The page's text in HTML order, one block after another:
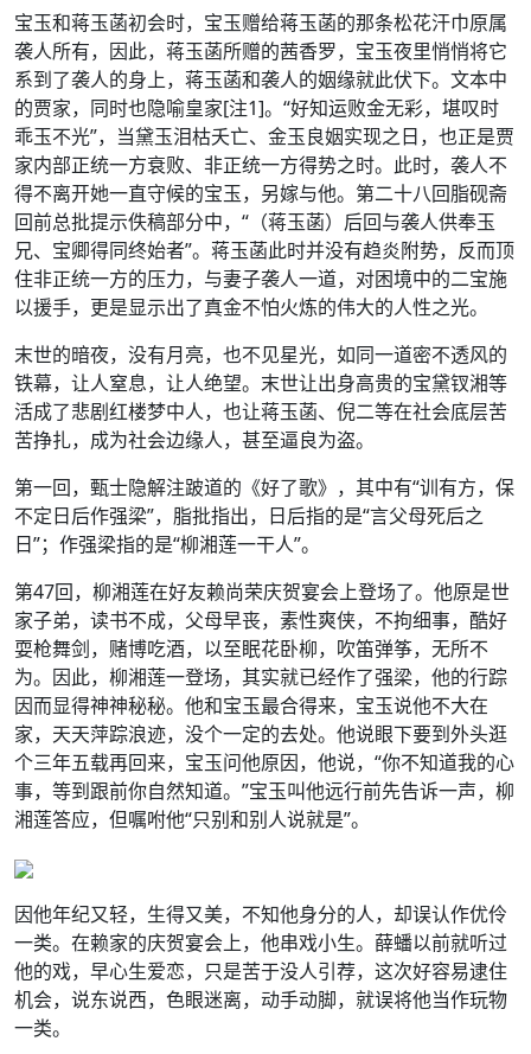
宝玉和蒋玉菡初会时，宝玉赠给蒋玉菡的那条松花汗巾原属
袭人所有，因此，蒋玉菡所赠的茜香罗，宝玉夜里悄悄将它
系到了袭人的身上，蒋玉菡和袭人的姻缘就此伏下。文本中
的贾家，同时也隐喻皇家[注1]。“好知运败金无彩，堪叹时
乖玉不光”，当黛玉泪枯夭亡、金玉良姻实现之日，也正是贾
家内部正统一方衰败、非正统一方得势之时。此时，袭人不
得不离开她一直守候的宝玉，另嫁与他。第二十八回脂砚斋
回前总批提示佚稿部分中，“（蒋玉菡）后回与袭人供奉玉
兄、宝卿得同终始者”。蒋玉菡此时并没有趋炎附势，反而顶
住非正统一方的压力，与妻子袭人一道，对困境中的二宝施
以援手，更是显示出了真金不怕火炼的伟大的人性之光。
末世的暗夜，没有月亮，也不见星光，如同一道密不透风的
铁幕，让人窒息，让人绝望。末世让出身高贵的宝黛钗湘等
活成了悲剧红楼梦中人，也让蒋玉菡、倪二等在社会底层苦
苦挣扎，成为社会边缘人，甚至逼良为盗。
第一回，甄士隐解注跛道的《好了歌》，其中有“训有方，保
不定日后作强梁”，脂批指出，日后指的是“言父母死后之
日”；作强梁指的是“柳湘莲一干人”。
第47回，柳湘莲在好友赖尚荣庆贺宴会上登场了。他原是世
家子弟，读书不成，父母早丧，素性爽侠，不拘细事，酷好
耍枪舞剑，赌博吃酒，以至眠花卧柳，吹笛弹筝，无所不
为。因此，柳湘莲一登场，其实就已经作了强梁，他的行踪
因而显得神神秘秘。他和宝玉最合得来，宝玉说他不大在
家，天天萍踪浪迹，没个一定的去处。他说眼下要到外头逛
个三年五载再回来，宝玉问他原因，他说，“你不知道我的心
事，等到跟前你自然知道。”宝玉叫他远行前先告诉一声，柳
湘莲答应，但嘱咐他“只别和别人说就是”。
因他年纪又轻，生得又美，不知他身分的人，却误认作优伶
一类。在赖家的庆贺宴会上，他串戏小生。薛蟠以前就听过
他的戏，早心生爱恋，只是苦于没人引荐，这次好容易逮住
机会，说东说西，色眼迷离，动手动脚，就误将他当作玩物
一类。